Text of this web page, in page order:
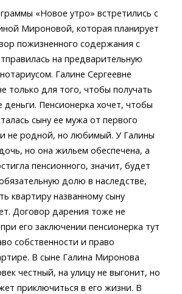
«Новое утро» встретились с
Мироновой, которая планирует
пожизненного содержания с
на предварительную
Галине Сергеевне
только для того, чтобы получать
деньги. Пенсионерка хочет, чтобы
сыну ее мужа от первого
не родной, но любимый. У Галины
но она жильем обеспечена, а
пенсионного, значит, будет
долю в наследстве,
квартиру названному сыну
Договор дарения тоже не
его заключении пенсионерка тут
собственности и право
В сыне Галина Миронова
честный, на улицу не выгонит, но
приключиться в его жизни. В